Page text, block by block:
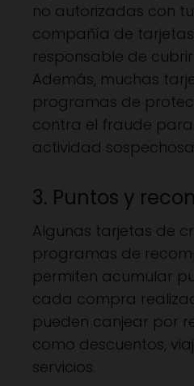
no autorizadas con
compañía de
responsable de
Además, muchas
programas de
contra el fraude
actividad
3. Puntos y
Algunas tarjetas de
programas de
permiten acumular
cada compra
pueden canjear por
como descuentos,
servicios.